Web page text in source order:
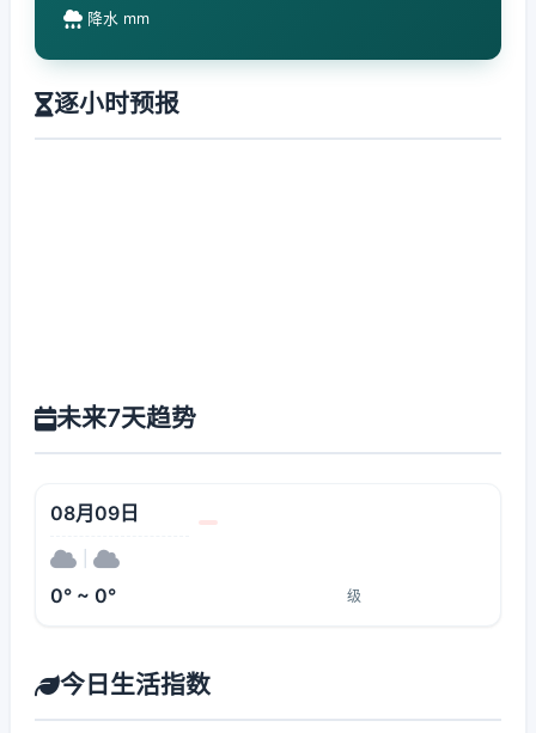
降水 mm
逐小时预报
未来7天趋势
08月09日
0° ~ 0° 级
今日生活指数